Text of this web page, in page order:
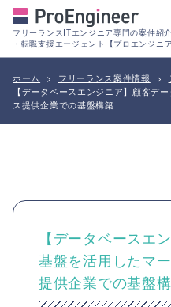
フリーランスITエンジニア専門の案件紹介
・転職支援エージェント【プロエンジニア
ホーム > フリーランス案件情報 >
【データベースエンジニア】顧客デ
ス提供企業での基盤構築
【データベースエ
基盤を活用したマ
提供企業での基盤